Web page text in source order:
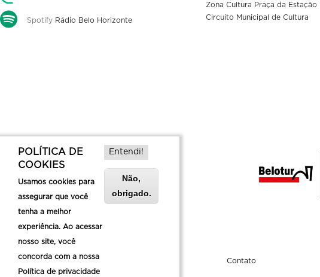
Spotify Rádio Belo Horizonte
Zona Cultura Praça da Estação
Circuito Municipal de Cultura
Sobre a Belotur Contato
POLÍTICA DE
COOKIES
Usamos cookies para
assegurar que você
tenha a melhor
experiência. Ao acessar
nosso site, você
concorda com a nossa
Política de privacidade
Entendi!
Não,
obrigado.